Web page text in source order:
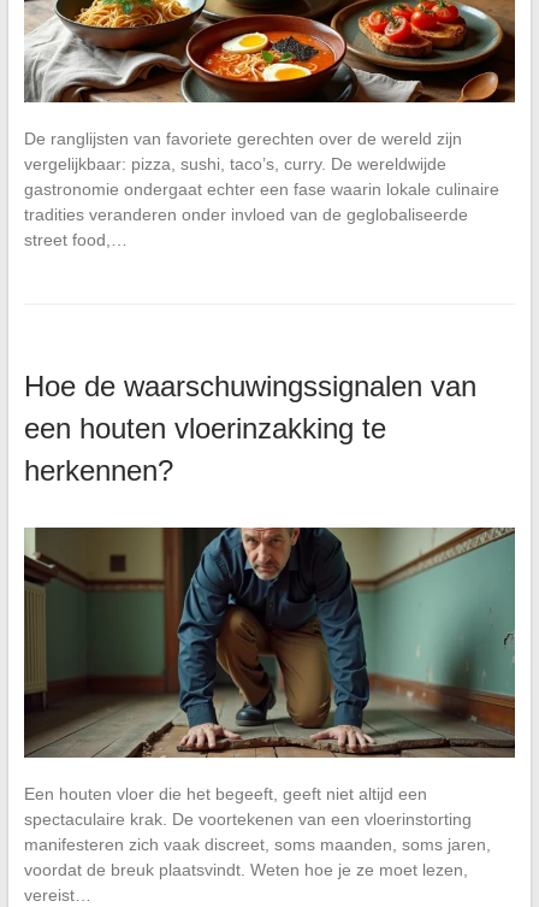
De ranglijsten van favoriete gerechten over de wereld zijn
vergelijkbaar: pizza, sushi, taco’s, curry. De wereldwijde
gastronomie ondergaat echter een fase waarin lokale culinaire
tradities veranderen onder invloed van de geglobaliseerde
street food,…
Hoe de waarschuwingssignalen van
een houten vloerinzakking te
herkennen?
Een houten vloer die het begeeft, geeft niet altijd een
spectaculaire krak. De voortekenen van een vloerinstorting
manifesteren zich vaak discreet, soms maanden, soms jaren,
voordat de breuk plaatsvindt. Weten hoe je ze moet lezen,
vereist…